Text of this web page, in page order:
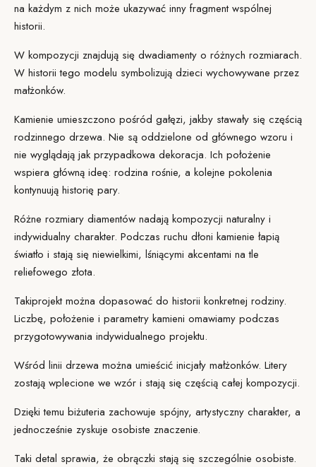
na każdym z nich może ukazywać inny fragment wspólnej
historii.
W kompozycji znajdują się dwadiamenty o różnych rozmiarach.
W historii tego modelu symbolizują dzieci wychowywane przez
małżonków.
Kamienie umieszczono pośród gałęzi, jakby stawały się częścią
rodzinnego drzewa. Nie są oddzielone od głównego wzoru i
nie wyglądają jak przypadkowa dekoracja. Ich położenie
wspiera główną ideę: rodzina rośnie, a kolejne pokolenia
kontynuują historię pary.
Różne rozmiary diamentów nadają kompozycji naturalny i
indywidualny charakter. Podczas ruchu dłoni kamienie łapią
światło i stają się niewielkimi, lśniącymi akcentami na tle
reliefowego złota.
Takiprojektmożna dopasować do historii konkretnej rodziny.
Liczbę, położenie i parametry kamieni omawiamy podczas
przygotowywania indywidualnego projektu.
Wśród linii drzewa można umieścić inicjały małżonków. Litery
zostają wplecione we wzór i stają się częścią całej kompozycji.
Dzięki temu biżuteria zachowuje spójny, artystyczny charakter, a
jednocześnie zyskuje osobiste znaczenie.
Taki detal sprawia, że obrączki stają się szczególnie osobiste.